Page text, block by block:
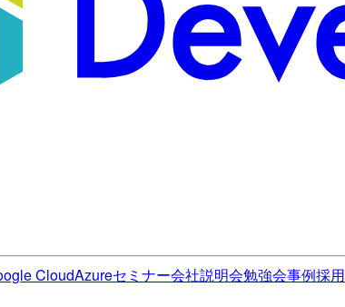
CloudAzureセミナー会社説明会勉強会事例採用